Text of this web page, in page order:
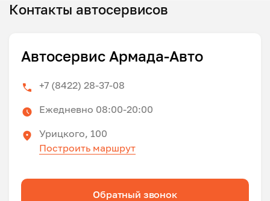
Контакты автосервисов
Автосервис Армада-Авто
+7 (8422) 28-37-08
Ежедневно 08:00-20:00
Урицкого, 100
Построить маршрут
Обратный звонок